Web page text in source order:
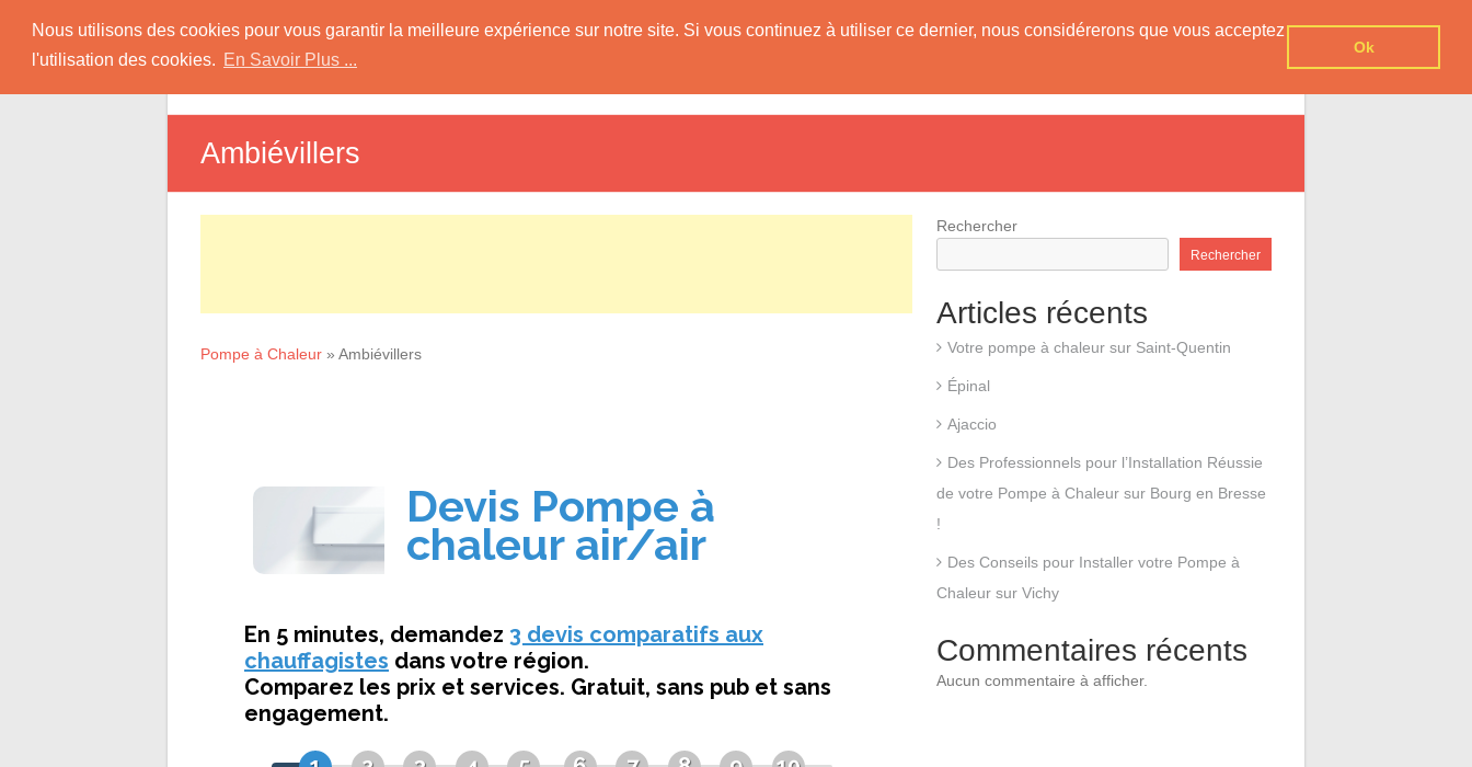
Nous utilisons des cookies pour vous garantir la meilleure expérience sur notre site. Si vous continuez à utiliser ce dernier, nous considérerons que vous acceptez
l'utilisation des cookies. En Savoir Plus ...
Ok
content
Pompe à Chaleur
Informations sur les Pompes à Chaleur
Ambiévillers
Pompe à Chaleur » Ambiévillers
Rechercher
Rechercher
Articles récents
Votre pompe à chaleur sur Saint-Quentin
Épinal
Ajaccio
Des Professionnels pour l’Installation Réussie
de votre Pompe à Chaleur sur Bourg en Bresse
!
Des Conseils pour Installer votre Pompe à
Chaleur sur Vichy
Commentaires récents
Aucun commentaire à afficher.